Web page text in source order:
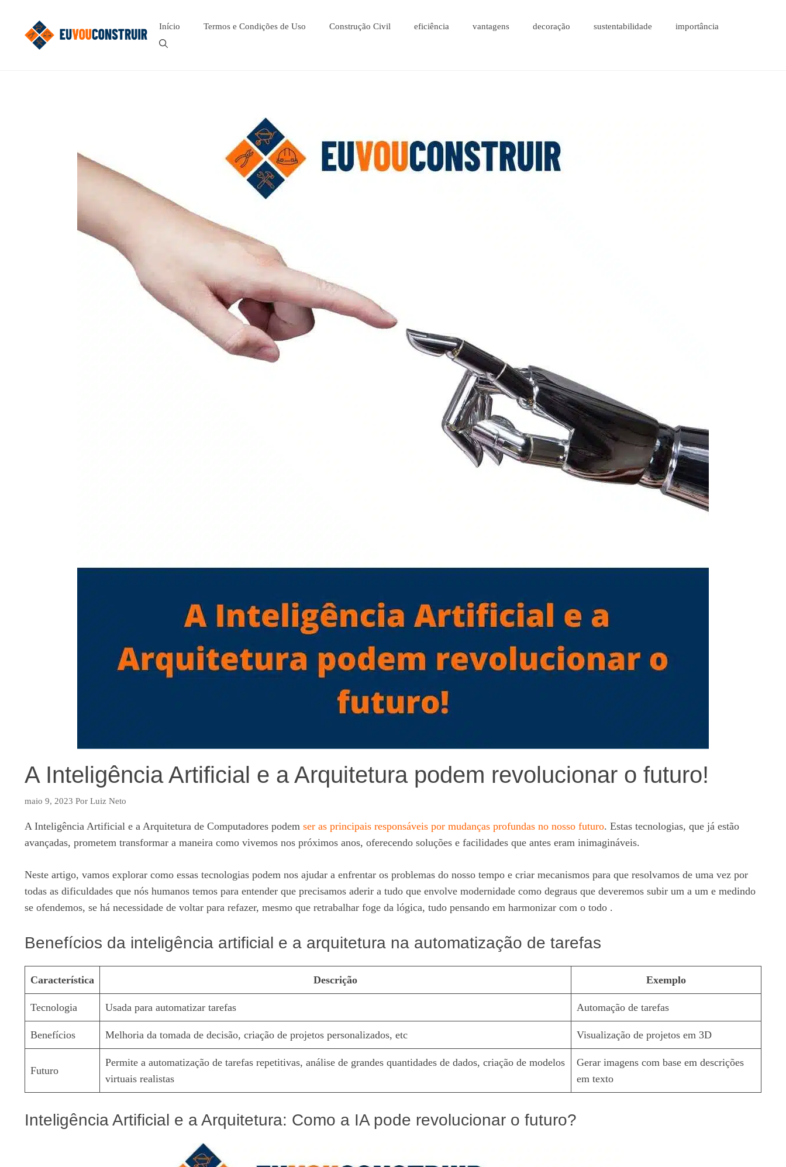
Início Termos e Condições de Uso Construção Civil eficiência vantagens decoração sustentabilidade importância
A Inteligência Artificial e a Arquitetura podem revolucionar o futuro!
maio 9, 2023 Por Luiz Neto
A Inteligência Artificial e a Arquitetura de Computadores podem ser as principais responsáveis por mudanças profundas no nosso futuro. Estas tecnologias, que já estão
avançadas, prometem transformar a maneira como vivemos nos próximos anos, oferecendo soluções e facilidades que antes eram inimagináveis.
Neste artigo, vamos explorar como essas tecnologias podem nos ajudar a enfrentar os problemas do nosso tempo e criar mecanismos para que resolvamos de uma vez por
todas as dificuldades que nós humanos temos para entender que precisamos aderir a tudo que envolve modernidade como degraus que deveremos subir um a um e medindo
se ofendemos, se há necessidade de voltar para refazer, mesmo que retrabalhar foge da lógica, tudo pensando em harmonizar com o todo .
Benefícios da inteligência artificial e a arquitetura na automatização de tarefas
Característica Descrição Exemplo
Tecnologia Usada para automatizar tarefas Automação de tarefas
Benefícios Melhoria da tomada de decisão, criação de projetos personalizados, etc Visualização de projetos em 3D
Futuro
Permite a automatização de tarefas repetitivas, análise de grandes quantidades de dados, criação de modelos
virtuais realistas
Gerar imagens com base em descrições
em texto
Inteligência Artificial e a Arquitetura: Como a IA pode revolucionar o futuro?